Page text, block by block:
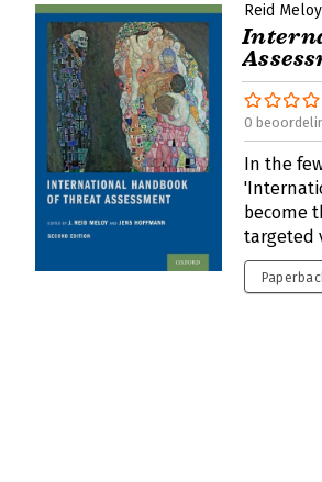
Reid Meloy
0
In the
become
targeted